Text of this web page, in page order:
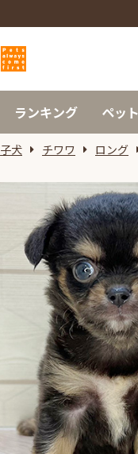
ランキング ペッ
子犬 チワワ ロング